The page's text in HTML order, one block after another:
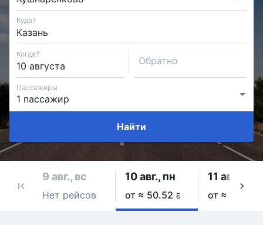
Куда?
Когда?
Обратно
Пассажиры
Найти
9 авг., вс
Нет рейсов
10 авг., пн
от ≈ 50.52 
11 авг., вт
от ≈ 50.52 